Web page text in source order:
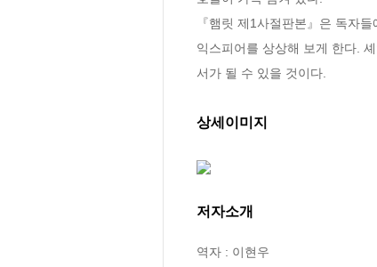
『햄릿 제1사절판본』은 독자
익스피어를 상상해 보게 한다.
서가 될 수 있을 것이다.
상세이미지
저자소개
역자 : 이현우